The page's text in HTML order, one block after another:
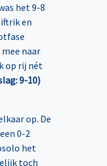
het 9-8
en
naar
op rij nét
9-10)
op. De
0-2
het
toch